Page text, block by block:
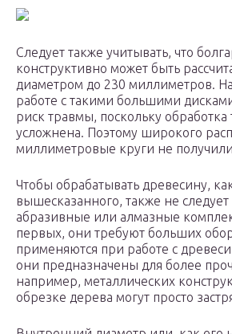
Следует также учитывать, что
конструктивно может быть
диаметром до 230 миллиметров.
работе с такими большими
риск травмы, поскольку
усложнена. Поэтому широкого
миллиметровые круги не
Чтобы обрабатывать древесину,
вышесказанного, также не следует
абразивные или алмазные
первых, они требуют больших
применяются при работе с
они предназначены для более
например, металлических
обрезке дерева могут просто